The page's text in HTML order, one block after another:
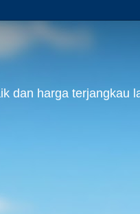
dan harga terjangkau